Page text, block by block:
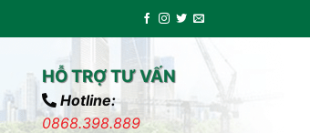
HỖ TRỢ TƯ VẤN
Hotline:
0868.398.889